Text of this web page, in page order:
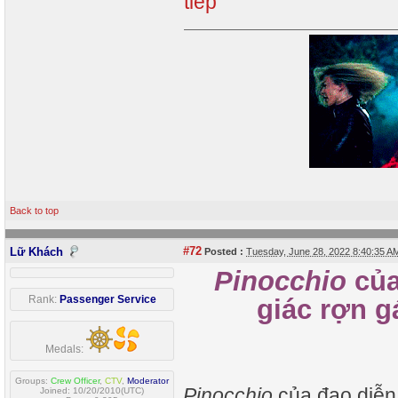
Back to top
Lữ Khách #72 Posted : Tuesday, June 28, 2022 8:40:35
Rank: Passenger Service
Medals:
Groups: Crew Officer, CTV, Moderator
Joined: 10/20/2010(UTC)
Pinocchio
giác rợn